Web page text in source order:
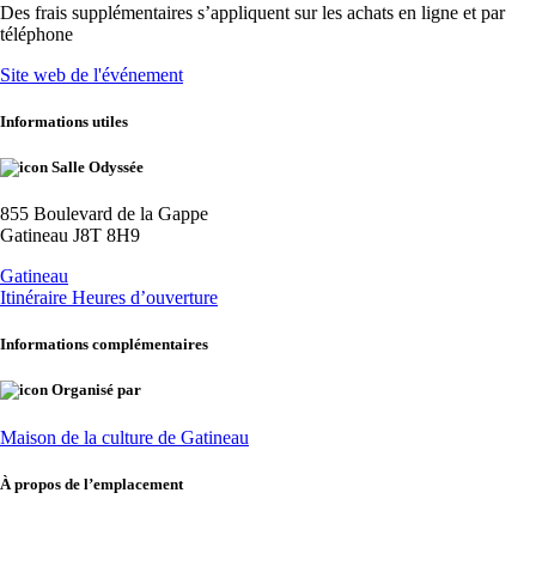
Des frais supplémentaires s’appliquent sur les achats en ligne et par
téléphone
Site web de l'événement
Informations utiles
Salle Odyssée
855 Boulevard de la Gappe
Gatineau J8T 8H9
Gatineau
Itinéraire Heures d’ouverture
Informations complémentaires
Organisé par
Maison de la culture de Gatineau
À propos de l’emplacement